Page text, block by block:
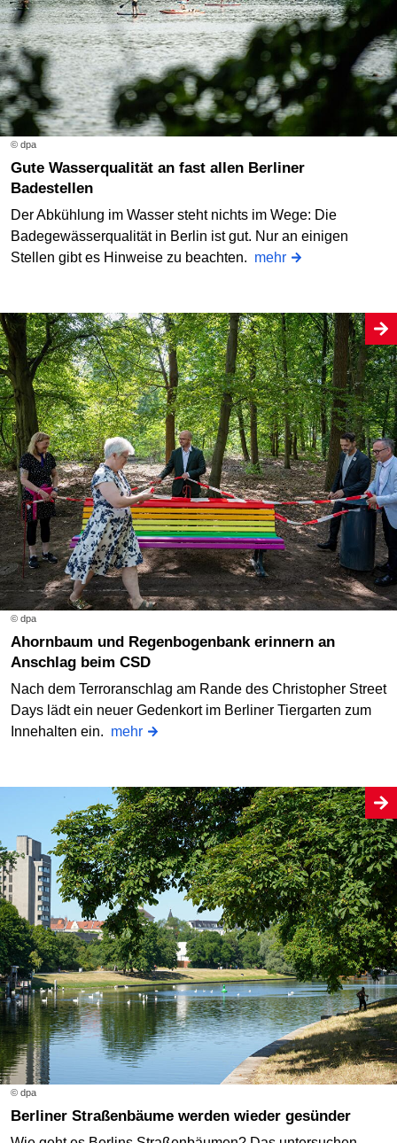
© dpa
Gute Wasserqualität an fast allen Berliner
Badestellen
Der Abkühlung im Wasser steht nichts im Wege: Die
Badegewässerqualität in Berlin ist gut. Nur an einigen
Stellen gibt es Hinweise zu beachten. mehr
© dpa
Ahornbaum und Regenbogenbank erinnern an
Anschlag beim CSD
Nach dem Terroranschlag am Rande des Christopher Street
Days lädt ein neuer Gedenkort im Berliner Tiergarten zum
Innehalten ein. mehr
© dpa
Berliner Straßenbäume werden wieder gesünder